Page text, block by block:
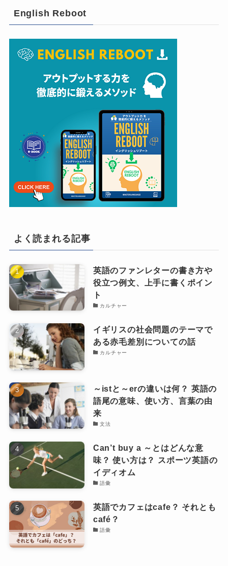
English Reboot
よく読まれる記事
英語のファンレターの書き方や
役立つ例文、上手に書くポイン
ト
カルチャー
イギリスの社会問題のテーマで
ある赤毛差別についての話
カルチャー
～istと～erの違いは何？ 英語の
語尾の意味、使い方、言葉の由
来
文法
Can’t buy a ～とはどんな意
味？ 使い方は？ スポーツ英語の
イディオム
語彙
英語でカフェはcafe？ それとも
café？
語彙